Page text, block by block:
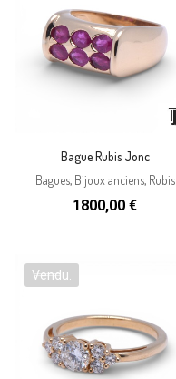
Bague Rubis Jonc
Bagues, Bijoux anciens, Rubis
1800,00 €
Vendu.